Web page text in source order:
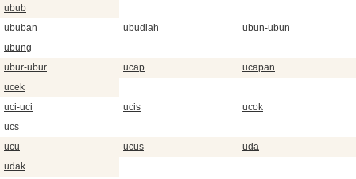
ubub
ububan
ubudiah
ubun-ubun
ubung
ubur-ubur
ucap
ucapan
ucek
uci-uci
ucis
ucok
ucs
ucu
ucus
uda
udak